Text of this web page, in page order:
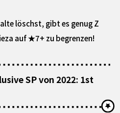
löschst, gibt es genug Z
auf ★7+ zu begrenzen!
SP von 2022: 1st